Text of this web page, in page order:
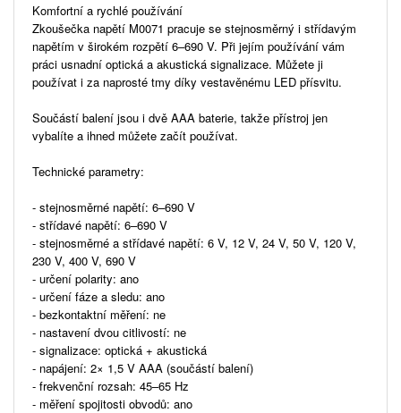
Komfortní a rychlé používání
Zkoušečka napětí M0071 pracuje se stejnosměrný i střídavým
napětím v širokém rozpětí 6–690 V. Při jejím používání vám
práci usnadní optická a akustická signalizace. Můžete ji
používat i za naprosté tmy díky vestavěnému LED přísvitu.
Součástí balení jsou i dvě AAA baterie, takže přístroj jen
vybalíte a ihned můžete začít používat.
Technické parametry:
- stejnosměrné napětí: 6–690 V
- střídavé napětí: 6–690 V
- stejnosměrné a střídavé napětí: 6 V, 12 V, 24 V, 50 V, 120 V,
230 V, 400 V, 690 V
- určení polarity: ano
- určení fáze a sledu: ano
- bezkontaktní měření: ne
- nastavení dvou citlivostí: ne
- signalizace: optická + akustická
- napájení: 2× 1,5 V AAA (součástí balení)
- frekvenční rozsah: 45–65 Hz
- měření spojitosti obvodů: ano